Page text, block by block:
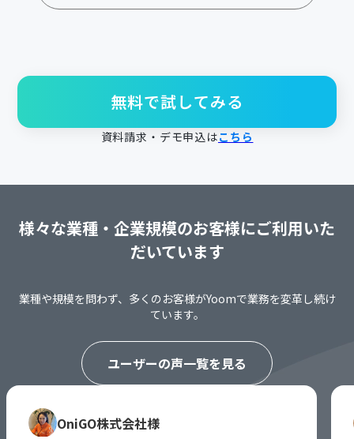
無料で試してみる
資料請求・デモ申込はこちら
様々な業種・企業規模のお客様にご利用いた
だいています
業種や規模を問わず、多くのお客様がYoomで業務を変革し続け
ています。
ユーザーの声一覧を見る
OniGO株式会社様